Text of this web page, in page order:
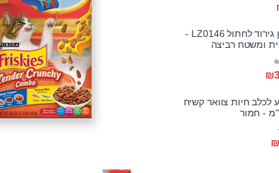
מתקן גירוד לחתול LZ0146 -
ומשטח רביצה
₪
לכלב חיות צוואר קשיח
₪